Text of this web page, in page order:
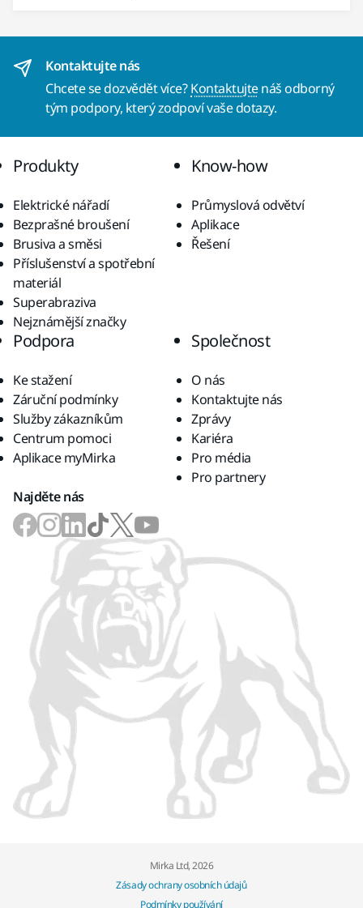
Kontaktujte nás
Chcete se dozvědět více?Kontaktujtenáš odborný
tým podpory, který zodpoví vaše dotazy.
Produkty
Elektrické nářadí
Bezprašné broušení
Brusiva a směsi
Příslušenství a spotřební
materiál
Superabraziva
Nejznámější značky
Know-how
Průmyslová odvětví
Aplikace
Řešení
Podpora
Ke stažení
Záruční podmínky
Služby zákazníkům
Centrum pomoci
Aplikace myMirka
Společnost
O nás
Kontaktujte nás
Zprávy
Kariéra
Pro média
Pro partnery
Najděte nás
Mirka Ltd, 2026
Zásady ochrany osobních údajů
Podmínky používání